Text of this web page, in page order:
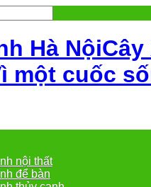
Cây
một cuốc
nội thất
để bàn